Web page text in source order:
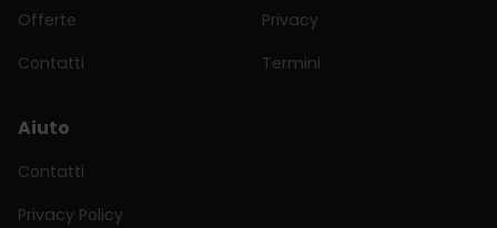
Offerte
Contatti
Privacy
Termini
Aiuto
Contatti
Privacy Policy